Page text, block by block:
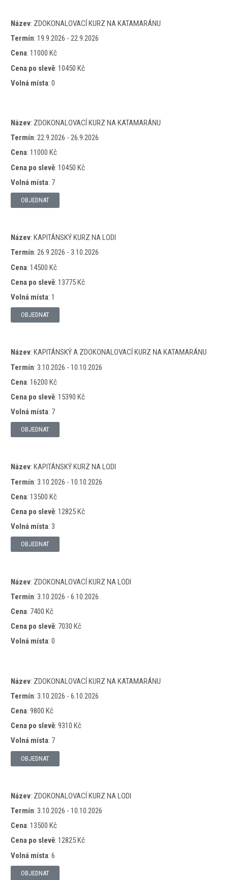
Název: ZDOKONALOVACÍ KURZ NA KATAMARÁNU
Termín: 19.9.2026 - 22.9.2026
Cena: 11000 Kč
Cena po slevě: 10450 Kč
Volná místa: 0
Název: ZDOKONALOVACÍ KURZ NA KATAMARÁNU
Termín: 22.9.2026 - 26.9.2026
Cena: 11000 Kč
Cena po slevě: 10450 Kč
Volná místa: 7
OBJEDNAT
Název: KAPITÁNSKÝ KURZ NA LODI
Termín: 26.9.2026 - 3.10.2026
Cena: 14500 Kč
Cena po slevě: 13775 Kč
Volná místa: 1
OBJEDNAT
Název: KAPITÁNSKÝ A ZDOKONALOVACÍ KURZ NA KATAMARÁNU
Termín: 3.10.2026 - 10.10.2026
Cena: 16200 Kč
Cena po slevě: 15390 Kč
Volná místa: 7
OBJEDNAT
Název: KAPITÁNSKÝ KURZ NA LODI
Termín: 3.10.2026 - 10.10.2026
Cena: 13500 Kč
Cena po slevě: 12825 Kč
Volná místa: 3
OBJEDNAT
Název: ZDOKONALOVACÍ KURZ NA LODI
Termín: 3.10.2026 - 6.10.2026
Cena: 7400 Kč
Cena po slevě: 7030 Kč
Volná místa: 0
Název: ZDOKONALOVACÍ KURZ NA KATAMARÁNU
Termín: 3.10.2026 - 6.10.2026
Cena: 9800 Kč
Cena po slevě: 9310 Kč
Volná místa: 7
OBJEDNAT
Název: ZDOKONALOVACÍ KURZ NA LODI
Termín: 3.10.2026 - 10.10.2026
Cena: 13500 Kč
Cena po slevě: 12825 Kč
Volná místa: 6
OBJEDNAT